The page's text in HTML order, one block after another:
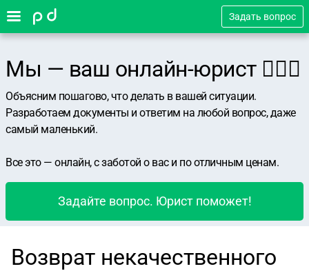
Задать вопрос
Мы — ваш онлайн-юрист 👨🏻‍⚖️
Объясним пошагово, что делать в вашей ситуации.
Разработаем документы и ответим на любой вопрос, даже
самый маленький.
Все это — онлайн, с заботой о вас и по отличным ценам.
Задайте вопрос. Юрист поможет!
Возврат некачественного